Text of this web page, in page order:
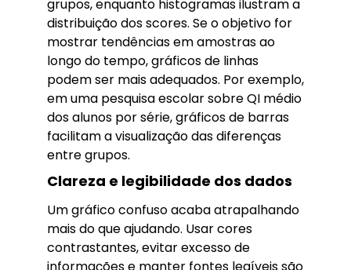
grupos, enquanto histogramas ilustram a
distribuição dos scores. Se o objetivo for
mostrar tendências em amostras ao
longo do tempo, gráficos de linhas
podem ser mais adequados. Por exemplo,
em uma pesquisa escolar sobre QI médio
dos alunos por série, gráficos de barras
facilitam a visualização das diferenças
entre grupos.
Clareza e legibilidade dos dados
Um gráfico confuso acaba atrapalhando
mais do que ajudando. Usar cores
contrastantes, evitar excesso de